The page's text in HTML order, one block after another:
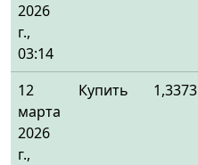
2026
г.,
03:14
12
марта
2026
г.,
Купить 1,3373